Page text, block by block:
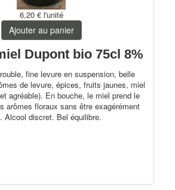
6,20 € l'unité
Ajouter au panier
Dupont bio 75cl 8%
fine levure en suspension, belle
de levure, épices, fruits jaunes, miel
agréable). En bouche, le miel prend le
arômes floraux sans être exagérément
Alcool discret. Bel équilibre.